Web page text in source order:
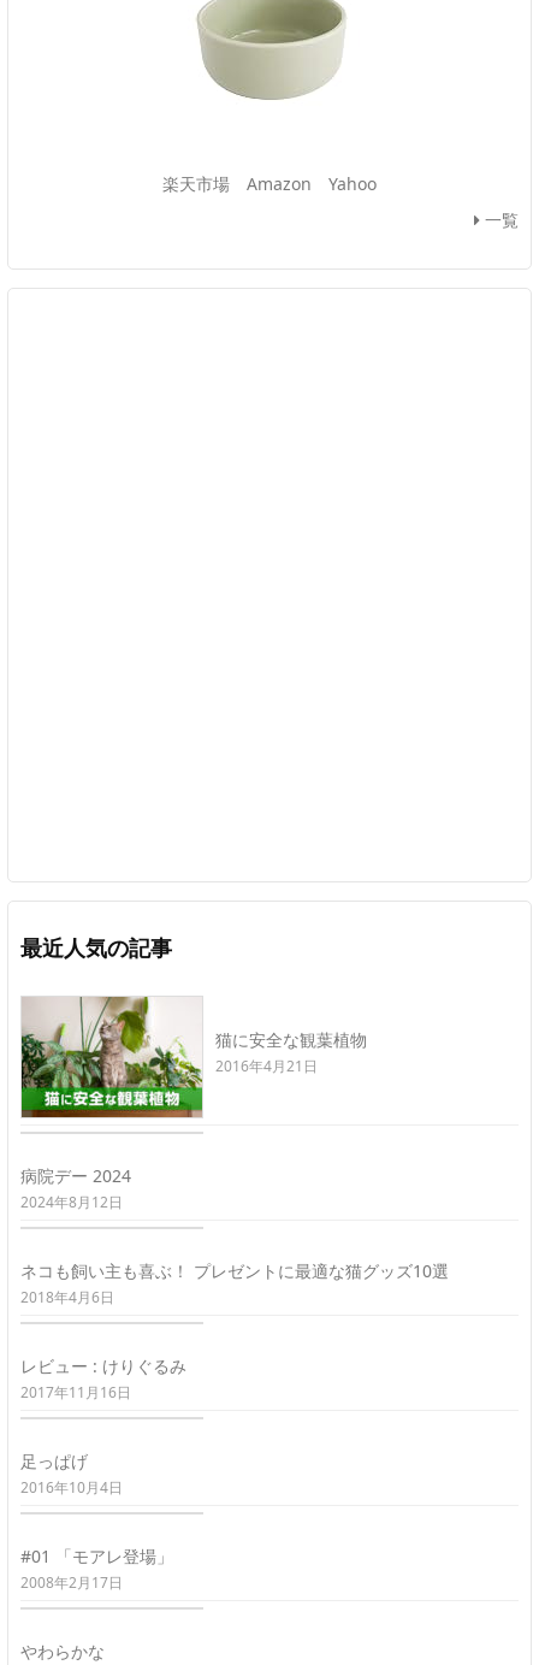
楽天市場 Amazon
Yahoo
一覧
最近人気の記事
猫に安全な観葉植物
2016年4月21日
病院デー 2024
2024年8月12日
ネコも飼い主も喜ぶ！ プレゼントに最適な猫グッズ10選
2018年4月6日
レビュー : けりぐるみ
2017年11月16日
足っぱげ
2016年10月4日
#01 「モアレ登場」
2008年2月17日
やわらかな